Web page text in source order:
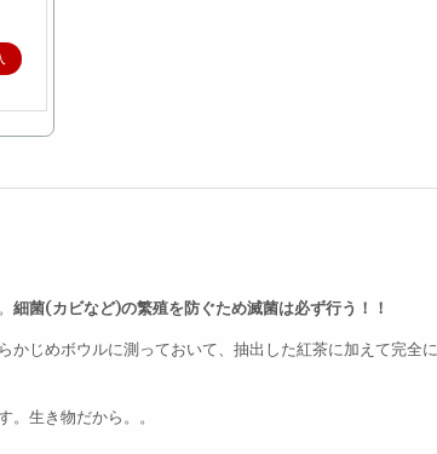
細菌(カビなど)の繁殖を防ぐため滅菌は必ず行う！！
かじめボウルに測っておいて、抽出した紅茶に加えて完全
。生き物だから。。